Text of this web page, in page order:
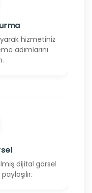
hizmetiniz
adımlarını
dijital görsel